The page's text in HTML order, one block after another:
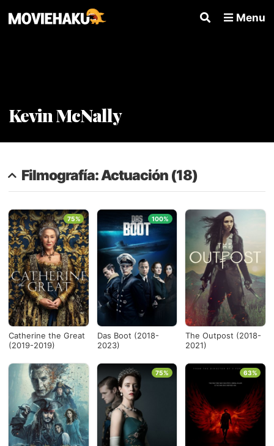
Menu
Kevin McNally
Filmografía: Actuación (18)
Catherine the Great
(2019-2019)
75%
Das Boot (2018-
2023)
100%
The Outpost (2018-
2021)
75% 63%